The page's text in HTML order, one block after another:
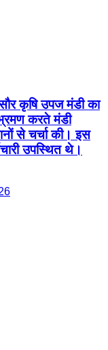
कृषि उपज मंडी का
भ्रमण करते मंडी
से चर्चा की। इस
उपस्थित थे।